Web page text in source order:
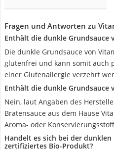
Fragen und Antworten zu
Enthält die dunkle Grundsauce
Die dunkle Grundsauce von
glutenfrei und kann somit auch
einer Glutenallergie verzehrt
Enthält die dunkle Grundsauce
Nein, laut Angaben des
Bratensauce aus dem Hause
Aroma- oder
Handelt es sich bei der
zertifiziertes Bio-Produkt?